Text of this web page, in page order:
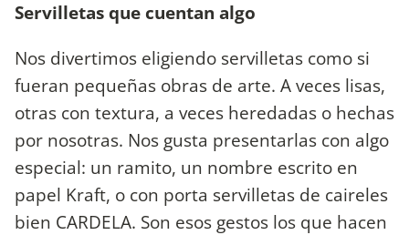
Servilletas que cuentan algo
Nos divertimos eligiendo servilletas como si
fueran pequeñas obras de arte. A veces lisas,
otras con textura, a veces heredadas o hechas
por nosotras. Nos gusta presentarlas con algo
especial: un ramito, un nombre escrito en
papel Kraft, o con porta servilletas de caireles
bien CARDELA. Son esos gestos los que hacen